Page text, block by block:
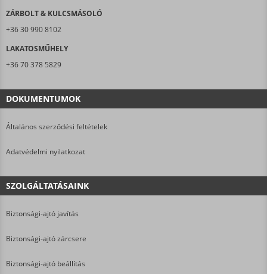
ZÁRBOLT & KULCSMÁSOLÓ
+36 30 990 8102
LAKATOSMŰHELY
+36 70 378 5829
DOKUMENTUMOK
Általános szerződési feltételek
Adatvédelmi nyilatkozat
SZOLGÁLTATÁSAINK
Biztonsági-ajtó javítás
Biztonsági-ajtó zárcsere
Biztonsági-ajtó beállítás